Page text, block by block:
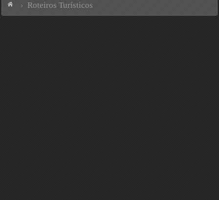
Roteiros Turísticos